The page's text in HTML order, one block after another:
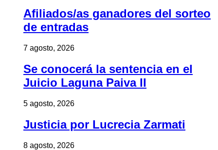
Afiliados/as ganadores del sorteo
de entradas
7 agosto, 2026
Se conocerá la sentencia en el
Juicio Laguna Paiva II
5 agosto, 2026
Justicia por Lucrecia Zarmati
8 agosto, 2026